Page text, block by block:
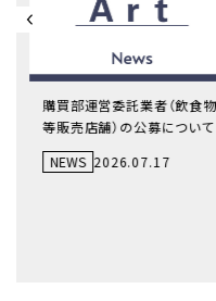
購買部運営委託業者（飲食物
等販売店舗）の公募について
NEWS 2026.07.17